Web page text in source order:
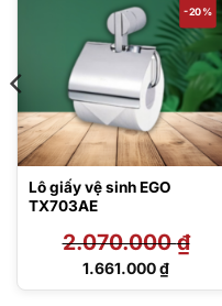
-20%
Lô giấy vệ sinh EGO
TX703AE
2.070.000₫
Giá
1.661.000₫
Giá